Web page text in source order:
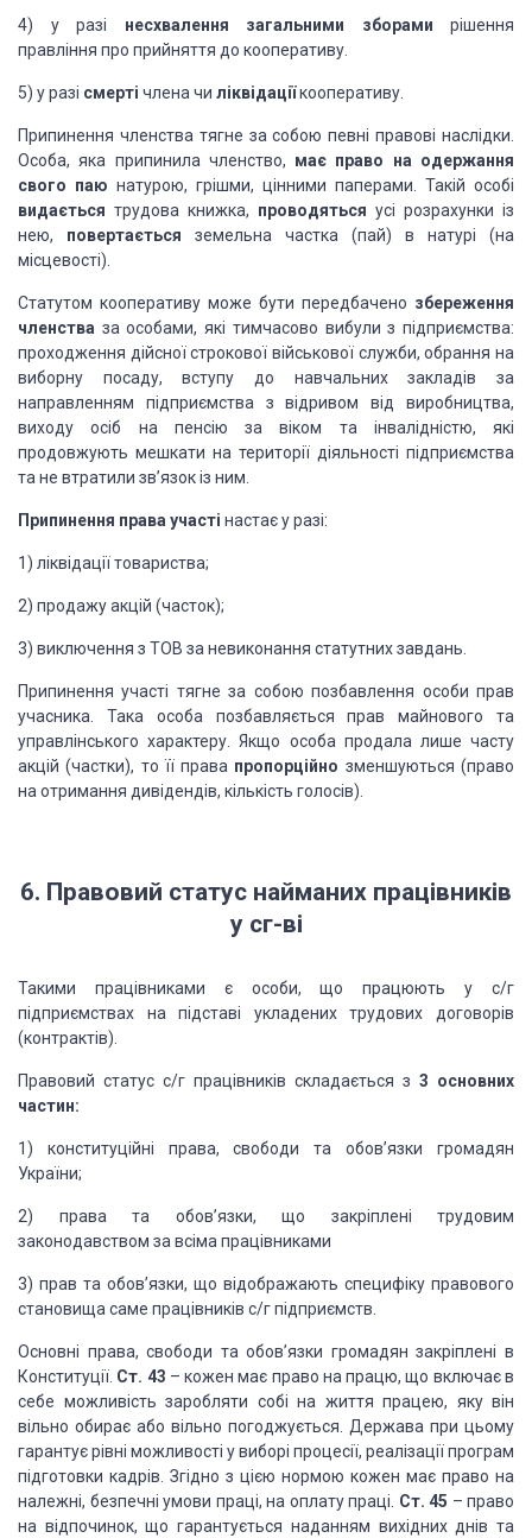
4) у разі несхвалення загальними зборами рішення
правління про прийняття до кооперативу.
5) у разі смерті члена чи ліквідаціїкооперативу.
Припинення членства тягне за собою певні правові наслідки.
Особа, яка припинила членство, має право на одержання
свого паю натурою, грішми, цінними паперами. Такій особі
видається трудова книжка, проводяться усі розрахунки із
нею, повертається земельна частка (пай) в натурі (на
місцевості).
Статутом кооперативу може бути передбачено збереження
членства за особами, які тимчасово вибули з підприємства:
проходження дійсної строкової військової служби, обрання на
виборну посаду, вступу до навчальних закладів за
направленням підприємства з відривом від виробництва,
виходу осіб на пенсію за віком та інвалідністю, які
продовжують мешкати на території діяльності підприємства
та не втратили зв’язок із ним.
Припинення права участі настає у разі:
1) ліквідації товариства;
2) продажу акцій (часток);
3) виключення з ТОВ за невиконання статутних завдань.
Припинення участі тягне за собою позбавлення особи прав
учасника. Така особа позбавляється прав майнового та
управлінського характеру. Якщо особа продала лише часту
акцій (частки), то її права пропорційно зменшуються (право
на отримання дивідендів, кількість голосів).
6. Правовий статус найманих працівників
у сг-ві
Такими працівниками є особи, що працюють у с/г
підприємствах на підставі укладених трудових договорів
(контрактів).
Правовий статус с/г працівників складається з 3 основних
частин:
1) конституційні права, свободи та обов’язки громадян
України;
2) права та обов’язки, що закріплені трудовим
законодавством за всіма працівниками
3) прав та обов’язки, що відображають специфіку правового
становища саме працівників с/г підприємств.
Основні права, свободи та обов’язки громадян закріплені в
Конституції. Ст. 43 – кожен має право на працю, що включає в
себе можливість заробляти собі на життя працею, яку він
вільно обирає або вільно погоджується. Держава при цьому
гарантує рівні можливості у виборі процесії, реалізації програм
підготовки кадрів. Згідно з цією нормою кожен має право на
належні, безпечні умови праці, на оплату праці. Ст. 45 – право
на відпочинок, що гарантується наданням вихідних днів та